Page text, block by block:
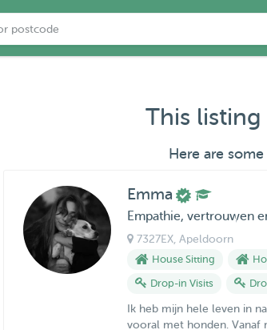
This
Here are
Emma
Empathie, vertrouwen
7327EX , Apeldoorn
House Sitting
Drop-in Visits
Ik heb mijn hele leven in
vooral met honden. Vanaf